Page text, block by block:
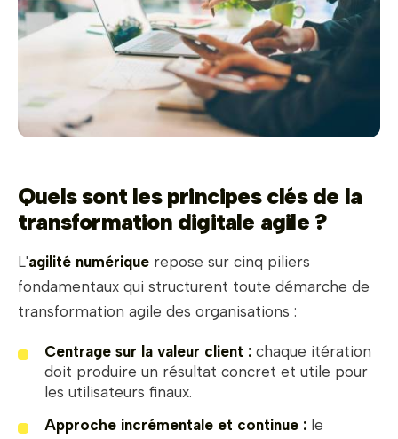
Quels sont les principes clés de la
transformation digitale agile ?
L'agilité numérique repose sur cinq piliers
fondamentaux qui structurent toute démarche de
transformation agile des organisations :
Centrage sur la valeur client : chaque itération
doit produire un résultat concret et utile pour
les utilisateurs finaux.
Approche incrémentale et continue : le